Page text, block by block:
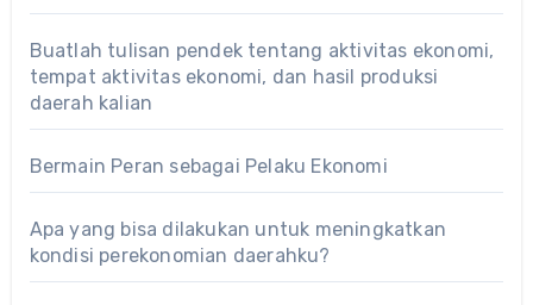
Buatlah tulisan pendek tentang aktivitas ekonomi,
tempat aktivitas ekonomi, dan hasil produksi
daerah kalian
Bermain Peran sebagai Pelaku Ekonomi
Apa yang bisa dilakukan untuk meningkatkan
kondisi perekonomian daerahku?